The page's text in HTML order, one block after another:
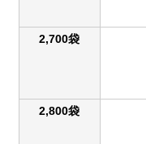
2,700袋
2,800袋